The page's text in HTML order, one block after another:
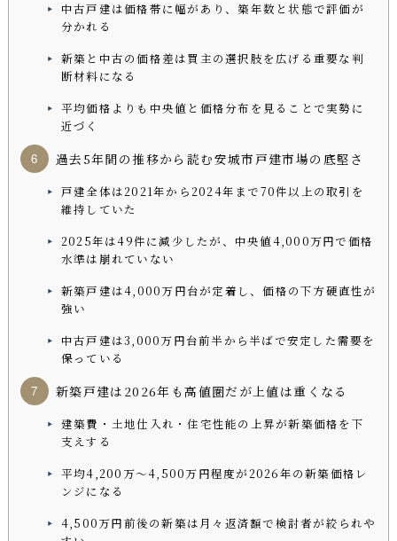
中古戸建は価格帯に幅があり、築年数と状態で評価が
分かれる
新築と中古の価格差は買主の選択肢を広げる重要な判
断材料になる
平均価格よりも中央値と価格分布を見ることで実勢に
近づく
過去5年間の推移から読む安城市戸建市場の底堅さ
戸建全体は2021年から2024年まで70件以上の取引を
維持していた
2025年は49件に減少したが、中央値4,000万円で価格
水準は崩れていない
新築戸建は4,000万円台が定着し、価格の下方硬直性が
強い
中古戸建は3,000万円台前半から半ばで安定した需要を
保っている
新築戸建は2026年も高値圏だが上値は重くなる
建築費・土地仕入れ・住宅性能の上昇が新築価格を下
支えする
平均4,200万〜4,500万円程度が2026年の新築価格レ
ンジになる
4,500万円前後の新築は月々返済額で検討者が絞られや